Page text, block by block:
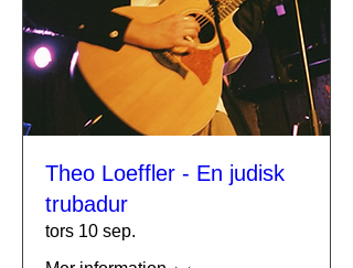
Theo Loeffler - En judisk
trubadur
tors 10 sep.